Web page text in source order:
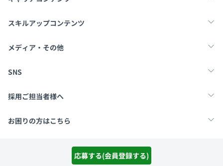
応募する(会員登録する)
転職・キャリア
スキルアップコンテンツ
学習
メディア・その他
Tech Team Journal
SNS
X
採用ご担当者様へ
採用・教育をお考えの企業様へ
お困りの方はこちら
利用規約プライバシーポリシーCookieポリシー